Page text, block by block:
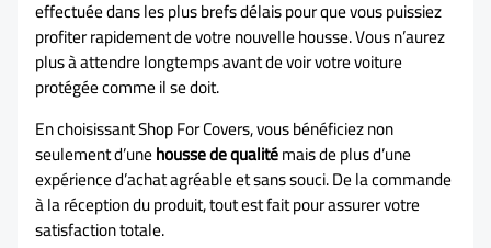
effectuée dans les plus brefs délais pour que vous puissiez
profiter rapidement de votre nouvelle housse. Vous n’aurez
plus à attendre longtemps avant de voir votre voiture
protégée comme il se doit.
En choisissant Shop For Covers, vous bénéficiez non
seulement d’unehousse de qualitémais de plus d’une
expérience d’achat agréable et sans souci. De la commande
à la réception du produit, tout est fait pour assurer votre
satisfaction totale.